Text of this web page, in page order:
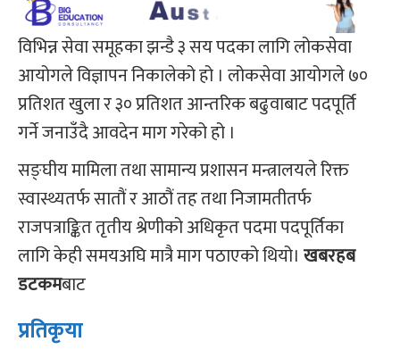
विभिन्न सेवा समूहका झन्डै ३ सय पदका लागि लोकसेवा
आयोगले विज्ञापन निकालेको हो । लोकसेवा आयोगले ७०
प्रतिशत खुला र ३० प्रतिशत आन्तरिक बढुवाबाट पदपूर्ति
गर्ने जनाउँदै आवदेन माग गरेको हो ।
सङ्घीय मामिला तथा सामान्य प्रशासन मन्त्रालयले रिक्त
स्वास्थ्यतर्फ सातौं र आठौं तह तथा निजामतीतर्फ
राजपत्राङ्कित तृतीय श्रेणीको अधिकृत पदमा पदपूर्तिका
लागि केही समयअघि मात्रै माग पठाएको थियो। खबरहब
डटकमबाट
प्रतिकृया